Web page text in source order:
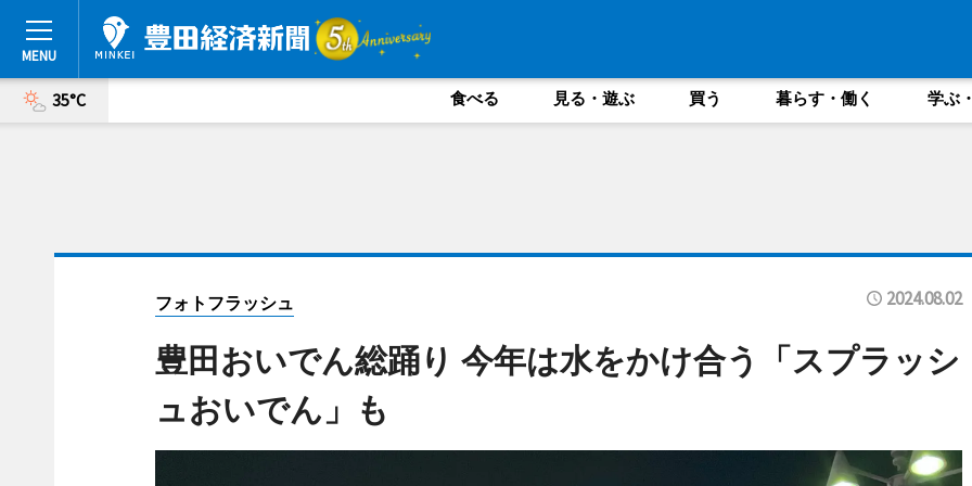
35°C 食べる 見る・遊ぶ 買う 暮らす・働く 学ぶ
フォトフラッシュ 2024.08.02
豊田おいでん総踊り 今年は水をかけ合う「スプラッシ
ュおいでん」も